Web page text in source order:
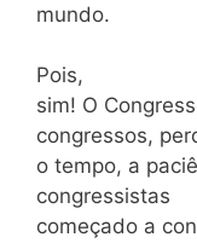
mundo.
Pois,
sim! O
congressos,
o tempo, a
congressistas
começado a